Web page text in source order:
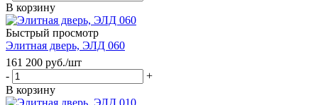
В корзину
Быстрый просмотр
Элитная дверь, ЭЛД 060
161 200 руб./шт
-
+
В корзину